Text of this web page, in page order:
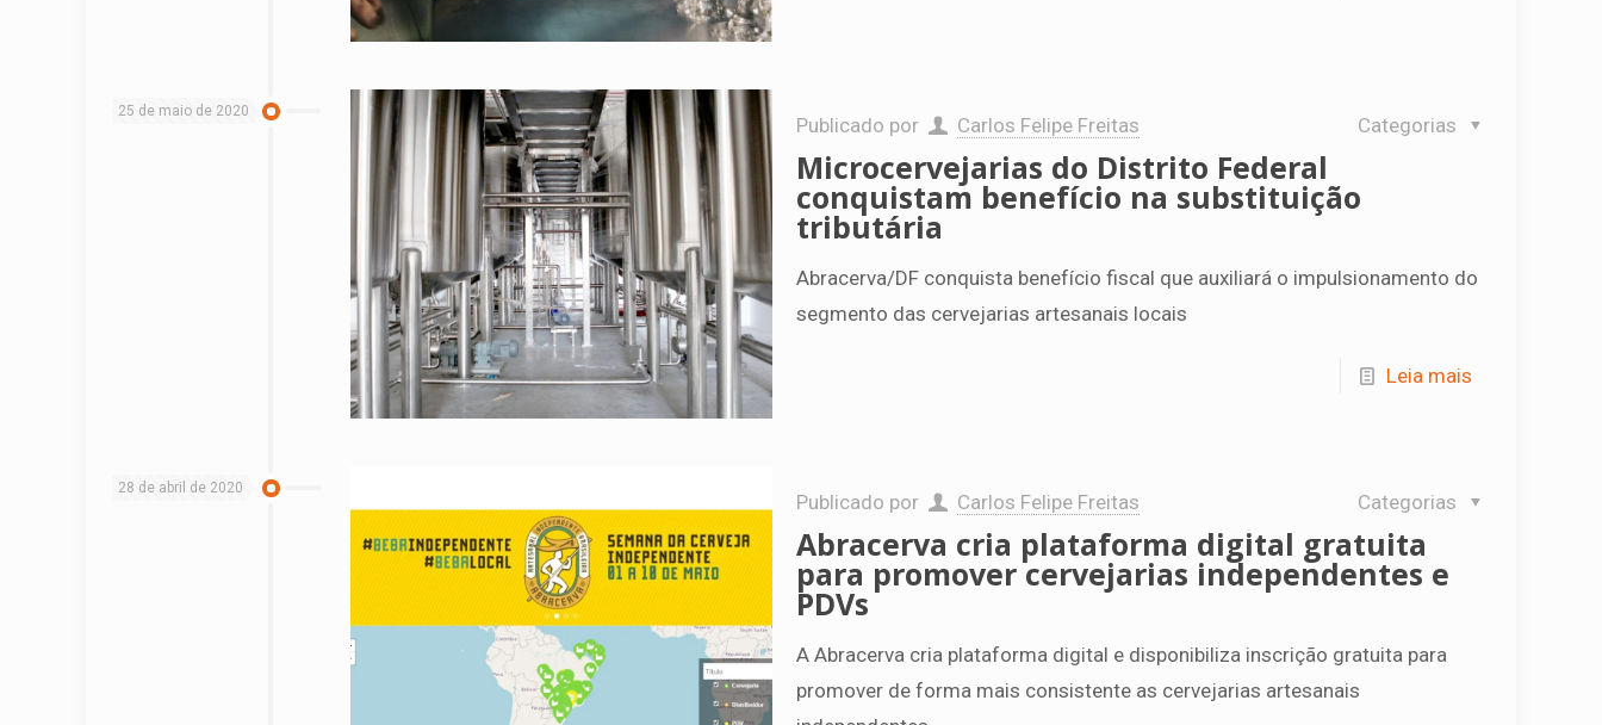
25 de maio de 2020
Publicado por Carlos Felipe Freitas Categorias
Microcervejarias do Distrito Federal
conquistam benefício na substituição
tributária
Abracerva/DF conquista benefício fiscal que auxiliará o impulsionamento do
segmento das cervejarias artesanais locais
Leia mais
28 de abril de 2020
Publicado por Carlos Felipe Freitas Categorias
Abracerva cria plataforma digital gratuita
para promover cervejarias independentes e
PDVs
A Abracerva cria plataforma digital e disponibiliza inscrição gratuita para
promover de forma mais consistente as cervejarias artesanais